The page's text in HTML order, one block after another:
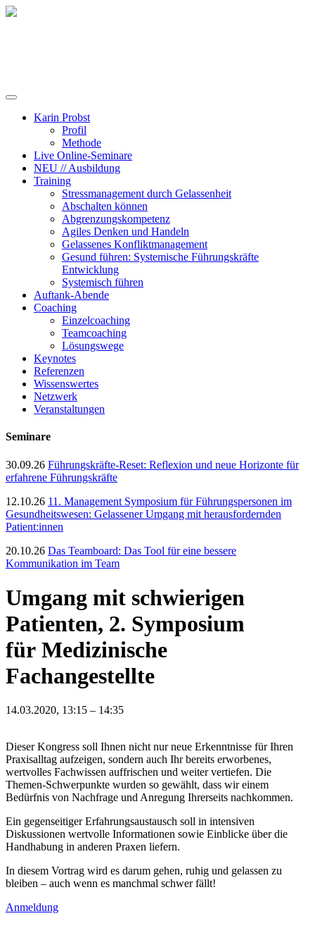
Karin Probst
Profil
Methode
Live Online-Seminare
NEU // Ausbildung
Training
Stressmanagement durch Gelassenheit
Abschalten können
Abgrenzungskompetenz
Agiles Denken und Handeln
Gelassenes Konfliktmanagement
Gesund führen: Systemische Führungskräfte
Entwicklung
Systemisch führen
Auftank-Abende
Coaching
Einzelcoaching
Teamcoaching
Lösungswege
Keynotes
Referenzen
Wissenswertes
Netzwerk
Veranstaltungen
Seminare
30.09.26 Führungskräfte-Reset: Reflexion und neue Horizonte für
erfahrene Führungskräfte
12.10.26 11. Management Symposium für Führungspersonen im
Gesundheitswesen: Gelassener Umgang mit herausfordernden
Patient:innen
20.10.26 Das Teamboard: Das Tool für eine bessere
Kommunikation im Team
Umgang mit schwierigen
Patienten, 2. Symposium
für Medizinische
Fachangestellte
14.03.2020, 13:15 – 14:35
Dieser Kongress soll Ihnen nicht nur neue Erkenntnisse für Ihren
Praxisalltag aufzeigen, sondern auch Ihr bereits erworbenes,
wertvolles Fachwissen auffrischen und weiter vertiefen. Die
Themen-Schwerpunkte wurden so gewählt, dass wir einem
Bedürfnis von Nachfrage und Anregung Ihrerseits nachkommen.
Ein gegenseitiger Erfahrungsaustausch soll in intensiven
Diskussionen wertvolle Informationen sowie Einblicke über die
Handhabung in anderen Praxen liefern.
In diesem Vortrag wird es darum gehen, ruhig und gelassen zu
bleiben – auch wenn es manchmal schwer fällt!
Anmeldung